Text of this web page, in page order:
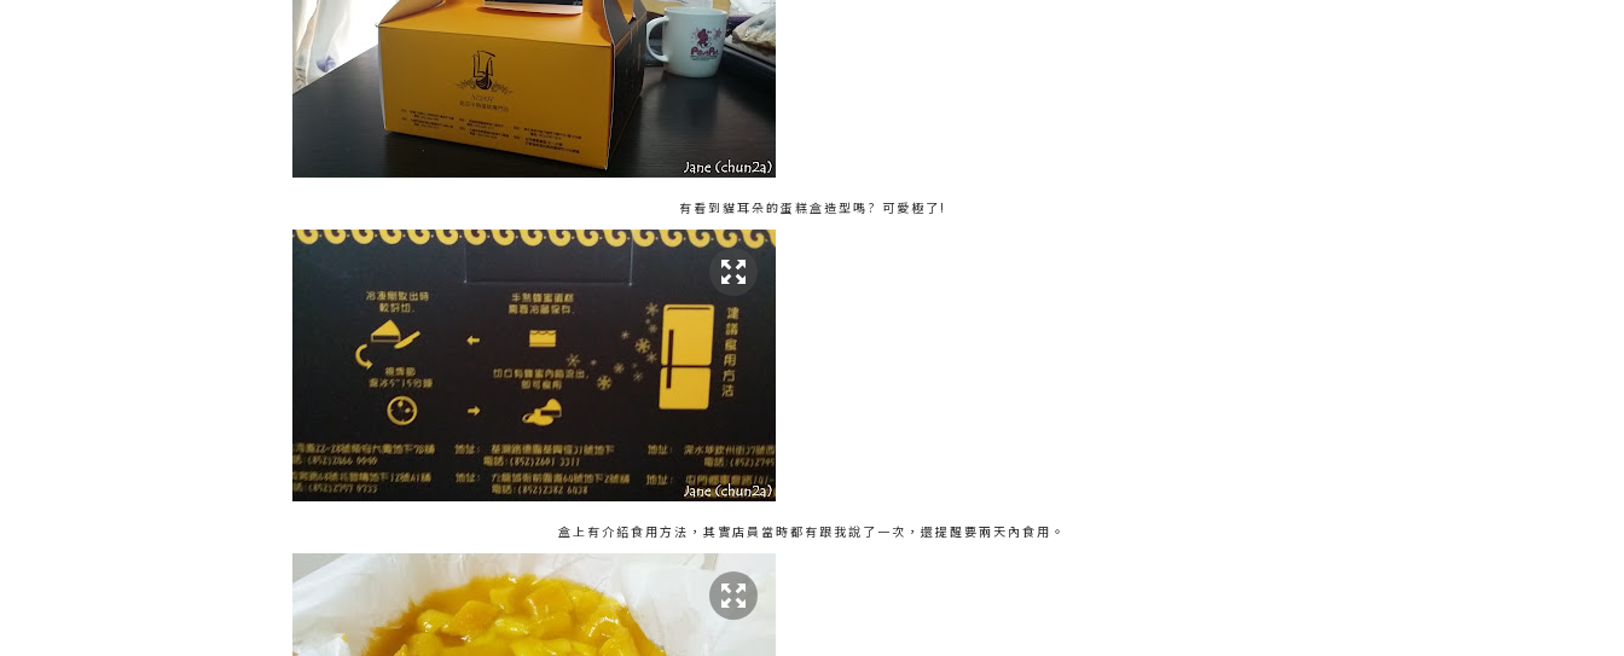
有看到貓耳朵的蛋糕盒造型嗎? 可愛極了!
盒上有介紹食用方法，其實店員當時都有跟我說了一次，還提醒要兩天內食用。